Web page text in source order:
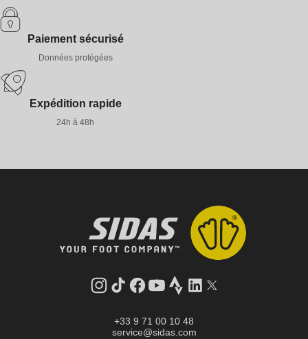
Paiement sécurisé
Données protégées
Expédition rapide
24h à 48h
Instagram
Tik
Facebook
YouTube
StravaLinkedInTwitter
+33 9 71 00 10 48
service@sidas.com